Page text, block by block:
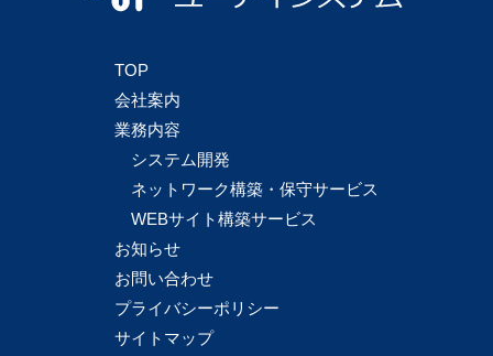
TOP
会社案内
業務内容
システム開発
ネットワーク構築・保守サービス
WEBサイト構築サービス
お知らせ
お問い合わせ
プライバシーポリシー
サイトマップ